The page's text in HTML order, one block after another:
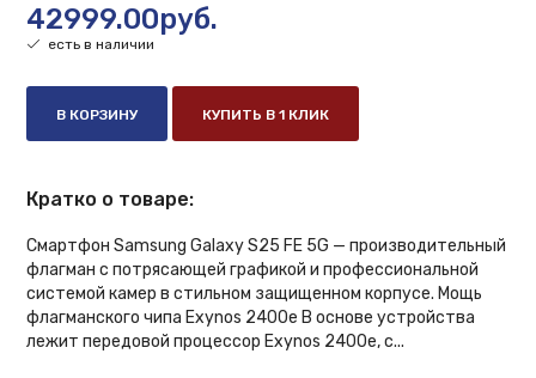
42999.00руб.
есть в наличии
В КОРЗИНУ КУПИТЬ В 1 КЛИК
Кратко о товаре:
Смартфон Samsung Galaxy S25 FE 5G — производительный
флагман с потрясающей графикой и профессиональной
системой камер в стильном защищенном корпусе. Мощь
флагманского чипа Exynos 2400e В основе устройства
лежит передовой процессор Exynos 2400e, с...